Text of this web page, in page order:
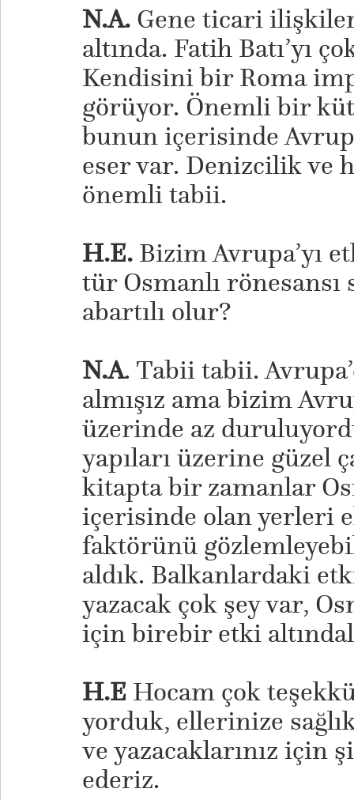
N.A. Gene ticari
altında. Fatih Batı’yı
Kendisini bir Roma
görüyor. Önemli bir
bunun içerisinde
eser var. Denizcilik ve
önemli tabii.
H.E.Bizim Avrupa’yı
tür Osmanlı
abartılı olur?
N.A. Tabii tabii.
almışız ama bizim
üzerinde az
yapıları üzerine güzel
kitapta bir zamanlar
içerisinde olan yerleri
faktörünü
aldık. Balkanlardaki
yazacak çok şey var,
için birebir etki
H.EHocam çok
yorduk, ellerinize
ve yazacaklarınız için
ederiz.